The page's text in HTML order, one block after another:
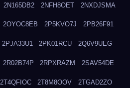
2N165DB2 2NFH8OET 2NXDJSMA
2OYOC8EB 2P5KVO7J 2PB26F91
2PJA33U1 2PK01RCU 2Q6V9UEG
2R02B74P 2RPXRAZM 2SAV54DE
2T4QFIOC 2T8M8OOV 2TGAD2ZO